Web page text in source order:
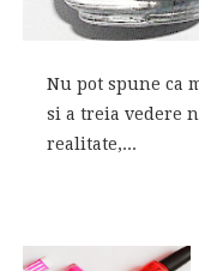
Nu pot spune ca
si a treia vedere
realitate,...